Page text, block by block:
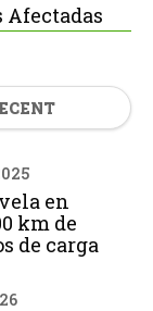
en
km de
de carga